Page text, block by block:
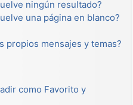
ningún resultado?
una página en blanco?
propios mensajes y temas?
como Favorito y